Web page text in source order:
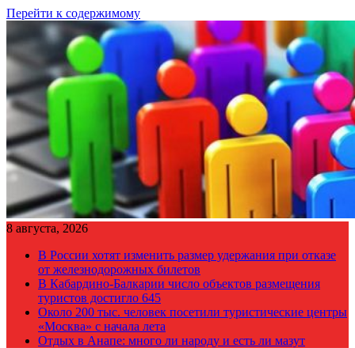
Перейти к содержимому
8 августа, 2026
В России хотят изменить размер удержания при отказе
от железнодорожных билетов
В Кабардино-Балкарии число объектов размещения
туристов достигло 645
Около 200 тыс. человек посетили туристические центры
«Москва» с начала лета
Отдых в Анапе: много ли народу и есть ли мазут